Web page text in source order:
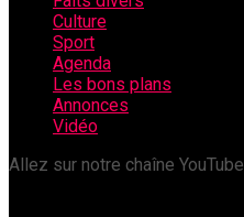
Culture
Sport
Agenda
Les bons plans
Annonces
Vidéo
Allez sur notre chaîne YouTube